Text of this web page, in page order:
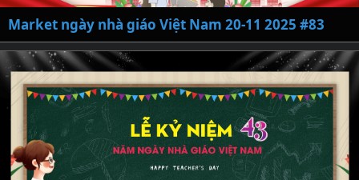
Market ngày nhà giáo Việt Nam 20-11 2025 #83